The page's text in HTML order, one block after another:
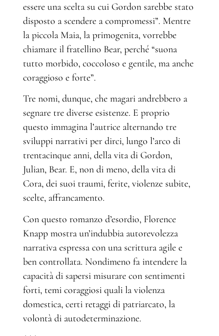
essere una scelta su cui Gordon sarebbe stato
disposto a scendere a compromessi”. Mentre
la piccola Maia, la primogenita, vorrebbe
chiamare il fratellino Bear, perché “suona
tutto morbido, coccoloso e gentile, ma anche
coraggioso e forte”.
Tre nomi, dunque, che magari andrebbero a
segnare tre diverse esistenze. E proprio
questo immagina l’autrice alternando tre
sviluppi narrativi per dirci, lungo l’arco di
trentacinque anni, della vita di Gordon,
Julian, Bear. E, non di meno, della vita di
Cora, dei suoi traumi, ferite, violenze subite,
scelte, affrancamento.
Con questo romanzo d’esordio, Florence
Knapp mostra un’indubbia autorevolezza
narrativa espressa con una scrittura agile e
ben controllata. Nondimeno fa intendere la
capacità di sapersi misurare con sentimenti
forti, temi coraggiosi quali la violenza
domestica, certi retaggi di patriarcato, la
volontà di autodeterminazione.